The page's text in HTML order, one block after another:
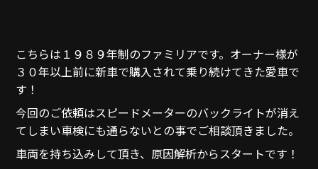
こちらは１９８９年制のファミリアです。オーナー様が
３０年以上前に新車で購入されて乗り続けてきた愛車で
す！
今回のご依頼はスピードメーターのバックライトが消え
てしまい車検にも通らないとの事でご相談頂きました。
車両を持ち込みして頂き、原因解析からスタートです！